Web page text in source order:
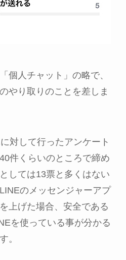
個人チャット」の略で、
やり取りのことを差しま
対して行ったアンケート
件くらいのところで締め
しては13票と多くはない
のメッセンジャーアプ
上げた場合、安全である
を使っている事が分かる
。